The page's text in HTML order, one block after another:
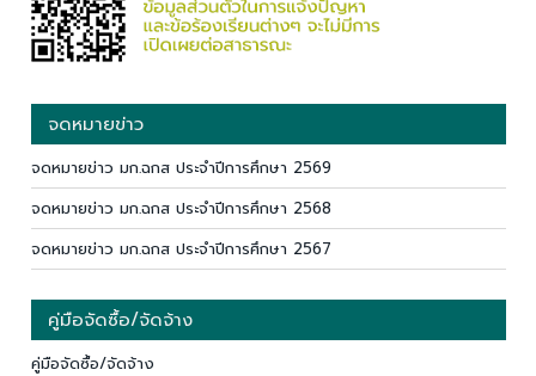
จดหมายข่าว
จดหมายข่าว มก.ฉกส ประจำปีการศึกษา 2569
จดหมายข่าว มก.ฉกส ประจำปีการศึกษา 2568
จดหมายข่าว มก.ฉกส ประจำปีการศึกษา 2567
คู่มือจัดซื้อ/จัดจ้าง
คู่มือจัดซื้อ/จัดจ้าง